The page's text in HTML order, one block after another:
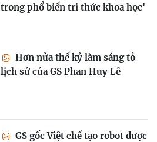
trong phổ biến tri thức khoa học'
Hơn nửa thế kỷ làm sáng tỏ
lịch sử của GS Phan Huy Lê
GS gốc Việt chế tạo robot được